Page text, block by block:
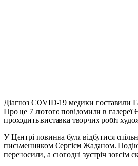
Діагноз COVID-19 медики поставили
Про це 7 лютого повідомили в галереї
проходить виставка творчих робіт
У Центрі повинна була відбутися
письменником Сергієм Жаданом. Подію
переносили, а сьогодні зустріч зовсім